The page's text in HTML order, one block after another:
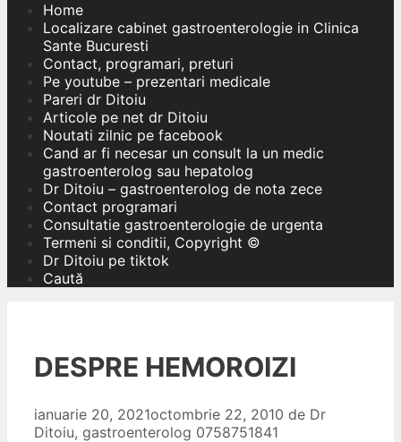
Home
Localizare cabinet gastroenterologie in Clinica
Sante Bucuresti
Contact, programari, preturi
Pe youtube – prezentari medicale
Pareri dr Ditoiu
Articole pe net dr Ditoiu
Noutati zilnic pe facebook
Cand ar fi necesar un consult la un medic
gastroenterolog sau hepatolog
Dr Ditoiu – gastroenterolog de nota zece
Contact programari
Consultatie gastroenterologie de urgenta
Termeni si conditii, Copyright ©
Dr Ditoiu pe tiktok
Caută
DESPRE HEMOROIZI
ianuarie 20, 2021octombrie 22, 2010 de Dr
Ditoiu, gastroenterolog 0758751841